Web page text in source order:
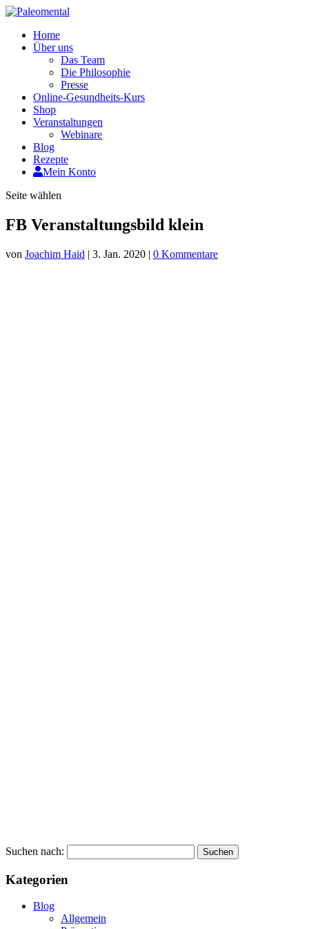
Home
Über uns
Das Team
Die Philosophie
Presse
Online-Gesundheits-Kurs
Shop
Veranstaltungen
Webinare
Blog
Rezepte
Mein Konto
Seite wählen
FB Veranstaltungsbild klein
von Joachim Haid | 3. Jan. 2020 | 0 Kommentare
Suchen nach:
Kategorien
Blog
Allgemein